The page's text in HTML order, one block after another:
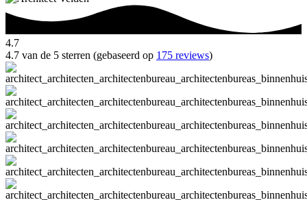
4.7
4.7 van de 5 sterren (gebaseerd op 175 reviews)